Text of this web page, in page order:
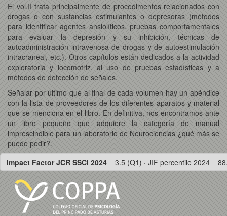
El vol.II trata principalmente de procedimentos relacionados con
drogas o con sustancias estimulantes o depresoras (métodos
para identificar agentes ansiolíticos, pruebas comportamentales
para evaluar la depresión y su inhibición, técnicas de
autoadministración intravenosa de drogas y de autoestimulación
intracraneal, etc.). Otros capítulos están dedicados a la actividad
exploratoria y locomotriz, al uso de pruebas estadísticas y a
métodos de detección de señales.
Señalar por último que al final de cada volumen hay un apéndice
con la lista de proveedores de los diferentes aparatos y material
que se menciona en el libro. En definitiva, nos encontramos ante
un libro pequeño que adquiere la categoría de manual
imprescindible para un laboratorio de Neurociencias ¿qué más se
puede pedir?.
Impact Factor JCR SSCI 2024 = 3.5 (Q1) · JIF percentile 2024 =